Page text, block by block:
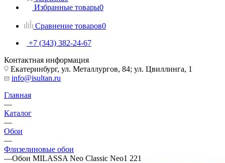
Избранные товары0
Сравнение товаров0
+7 (343) 382-24-67
Контактная информация
Екатеринбург, ул. Металлургов, 84; ул. Цвиллинга, 1
info@isultan.ru
Главная
—
Каталог
—
Обои
—
Флизелиновые обои
—Обои MILASSA Neo Classic Neo1 221